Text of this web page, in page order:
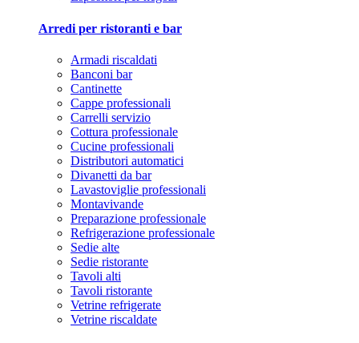
Arredi per ristoranti e bar
Armadi riscaldati
Banconi bar
Cantinette
Cappe professionali
Carrelli servizio
Cottura professionale
Cucine professionali
Distributori automatici
Divanetti da bar
Lavastoviglie professionali
Montavivande
Preparazione professionale
Refrigerazione professionale
Sedie alte
Sedie ristorante
Tavoli alti
Tavoli ristorante
Vetrine refrigerate
Vetrine riscaldate